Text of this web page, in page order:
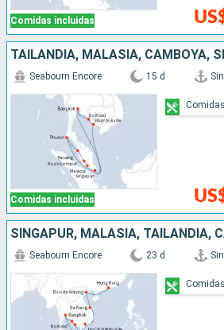
Comidas incluidas
Comidas incluidas
Seabourn Encore 15 d
Seabourn Encore 23 d